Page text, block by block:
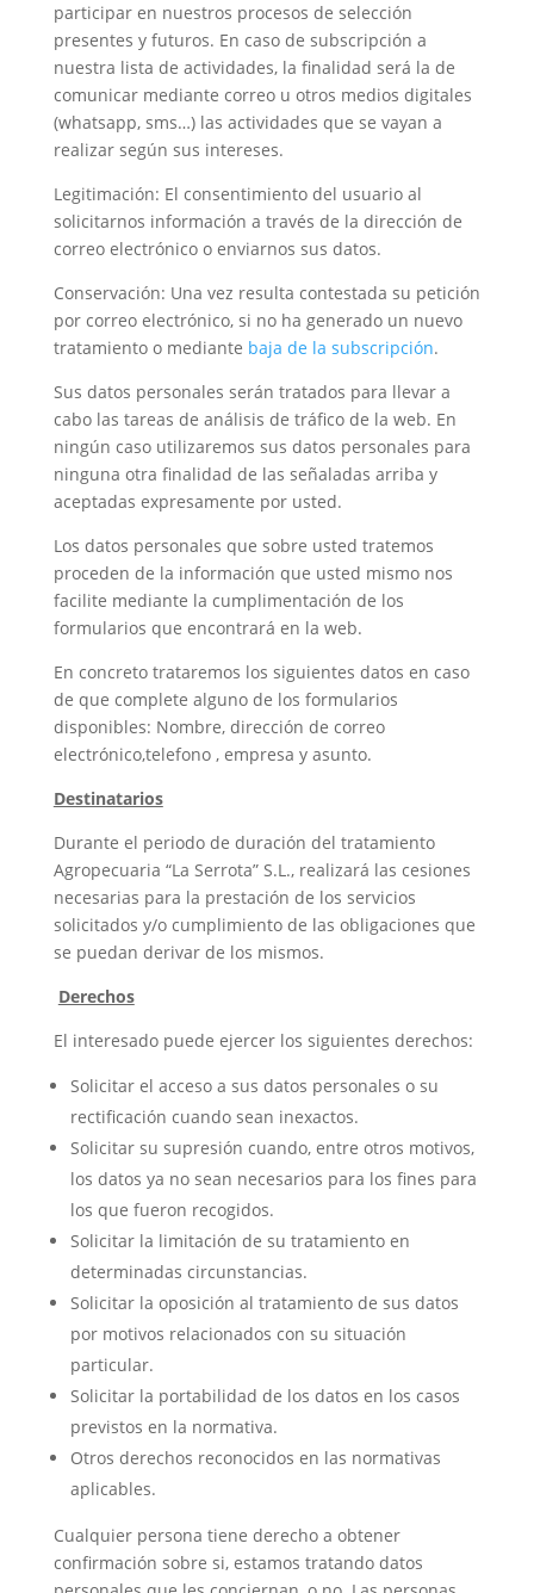
participar en nuestros procesos de selección
presentes y futuros. En caso de subscripción a
nuestra lista de actividades, la finalidad será la de
comunicar mediante correo u otros medios digitales
(whatsapp, sms…) las actividades que se vayan a
realizar según sus intereses.
Legitimación: El consentimiento del usuario al
solicitarnos información a través de la dirección de
correo electrónico o enviarnos sus datos.
Conservación: Una vez resulta contestada su petición
por correo electrónico, si no ha generado un nuevo
tratamientoo mediante baja de la subscripción.
Sus datos personales serán tratados para llevar a
cabo las tareas de análisis de tráfico de la web. En
ningún caso utilizaremos sus datos personales para
ninguna otra finalidad de las señaladas arriba y
aceptadas expresamente por usted.
Los datos personales que sobre usted tratemos
proceden de la información que usted mismo nos
facilite mediante la cumplimentación de los
formularios que encontrará en la web.
En concreto trataremos los siguientes datos en caso
de que complete alguno de los formularios
disponibles: Nombre, dirección de correo
electrónico,telefono , empresa y asunto.
Destinatarios
Durante el periodo de duración del tratamiento
Agropecuaria “La Serrota” S.L., realizará las cesiones
necesarias para la prestación de los servicios
solicitados y/o cumplimiento de las obligaciones que
se puedan derivar de los mismos.
Derechos
El interesado puede ejercer los siguientes derechos:
Solicitar el acceso a sus datos personales o su
rectificación cuando sean inexactos.
Solicitar su supresión cuando, entre otros motivos,
los datos ya no sean necesarios para los fines para
los que fueron recogidos.
Solicitar la limitación de su tratamiento en
determinadas circunstancias.
Solicitar la oposición al tratamiento de sus datos
por motivos relacionados con su situación
particular.
Solicitar la portabilidad de los datos en los casos
previstos en la normativa.
Otros derechos reconocidos en las normativas
aplicables.
Cualquier persona tiene derecho a obtener
confirmación sobre si, estamos tratando datos